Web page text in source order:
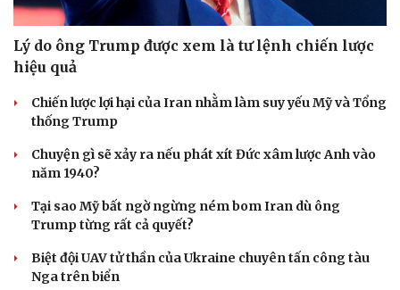
Lý do ông Trump được xem là tư lệnh chiến lược
hiệu quả
Chiến lược lợi hại của Iran nhằm làm suy yếu Mỹ và Tổng
thống Trump
Chuyện gì sẽ xảy ra nếu phát xít Đức xâm lược Anh vào
năm 1940?
Tại sao Mỹ bất ngờ ngừng ném bom Iran dù ông
Trump từng rất cả quyết?
Biệt đội UAV tử thần của Ukraine chuyên tấn công tàu
Nga trên biển